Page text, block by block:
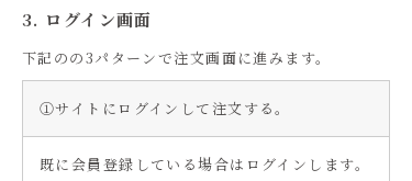
3. ログイン画面
下記のの3パターンで注文画面に進みます。
①サイトにログインして注文する。
既に会員登録している場合はログインします。